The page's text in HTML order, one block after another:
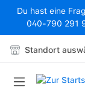
Zum Hauptinhalt
Du hast eine
040-790 291
Standort